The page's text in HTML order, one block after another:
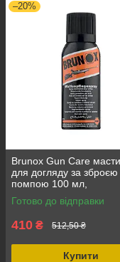
–20%
Brunox Gun Care
для догляду за зброєю
помпою 100 мл,
антикорозійне,
трифункціональне,
Готово до відправки
410 ₴ 512,50 ₴
Купити